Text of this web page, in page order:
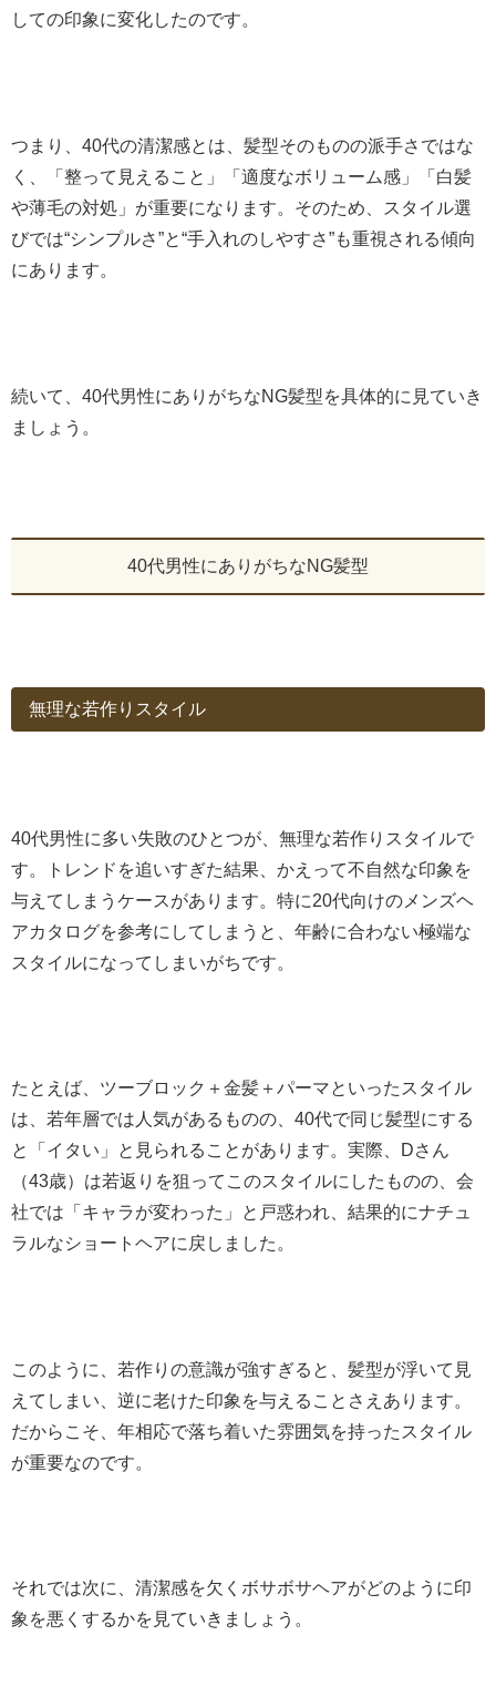
しての印象に変化したのです。
つまり、40代の清潔感とは、髪型そのものの派手さではな
く、「整って見えること」「適度なボリューム感」「白髪
や薄毛の対処」が重要になります。そのため、スタイル選
びでは“シンプルさ”と“手入れのしやすさ”も重視される傾向
にあります。
続いて、40代男性にありがちなNG髪型を具体的に見ていき
ましょう。
40代男性にありがちなNG髪型
無理な若作りスタイル
40代男性に多い失敗のひとつが、無理な若作りスタイルで
す。トレンドを追いすぎた結果、かえって不自然な印象を
与えてしまうケースがあります。特に20代向けのメンズヘ
アカタログを参考にしてしまうと、年齢に合わない極端な
スタイルになってしまいがちです。
たとえば、ツーブロック＋金髪＋パーマといったスタイル
は、若年層では人気があるものの、40代で同じ髪型にする
と「イタい」と見られることがあります。実際、Dさん
（43歳）は若返りを狙ってこのスタイルにしたものの、会
社では「キャラが変わった」と戸惑われ、結果的にナチュ
ラルなショートヘアに戻しました。
このように、若作りの意識が強すぎると、髪型が浮いて見
えてしまい、逆に老けた印象を与えることさえあります。
だからこそ、年相応で落ち着いた雰囲気を持ったスタイル
が重要なのです。
それでは次に、清潔感を欠くボサボサヘアがどのように印
象を悪くするかを見ていきましょう。